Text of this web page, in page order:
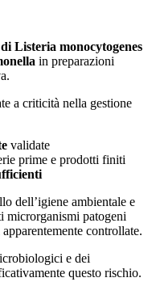
Listeria monocytogenes
in preparazioni
a criticità nella gestione
validate
prime e prodotti finiti
dell’igiene ambientale e
microrganismi patogeni
controllate.
e dei
questo rischio.